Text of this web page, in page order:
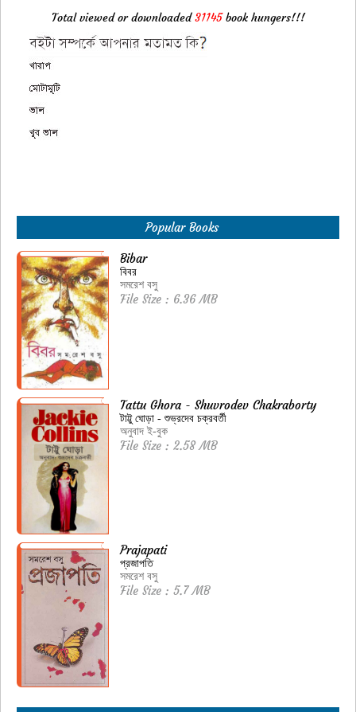
Total viewed or downloaded31145book hungers!!!
Popular Books
Bibar
বিবর
সমরেশ বসু
File Size : 6.36 MB
Tattu Ghora - Shuvrodev Chakraborty
টাট্টু ঘোড়া - শুভ্রদেব চক্রবর্তী
অনুবাদ ই-বুক
File Size : 2.58 MB
Prajapati
প্রজাপতি
সমরেশ বসু
File Size : 5.7 MB